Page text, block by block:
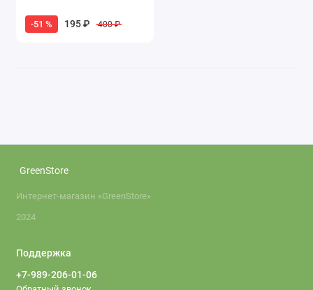
-51 % 195 ₽ 400 ₽
GreenStore
Интернет-магазин «GreenStore»
2024
Поддержка
+7-989-206-01-06